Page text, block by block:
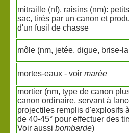
mitraille (nf), raisins (nm):
sac, tirés par un canon et
d'un fusil de chasse
môle (nm, jetée, digue, brise-
mortes-eaux - voir marée
mortier (nm, type de canon
canon ordinaire, servant à
projectiles remplis d'explosifs
de 40-45° pour effectuer des
Voir aussi bombarde)